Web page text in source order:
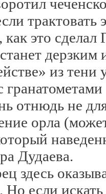
трактовать
как это
дерзким
из
отнюдь не
орла
Дудаева.
если искать